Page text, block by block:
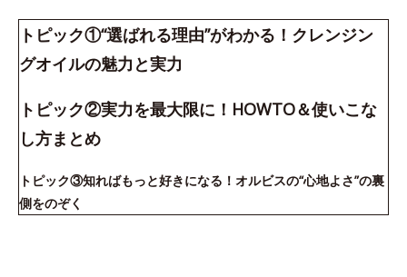
トピック①“選ばれる理由”がわかる！クレンジン
グオイルの魅力と実力
トピック②実力を最大限に！HOWTO＆使いこな
し方まとめ
トピック③知ればもっと好きになる！オルビスの“心地よさ”の裏
側をのぞく